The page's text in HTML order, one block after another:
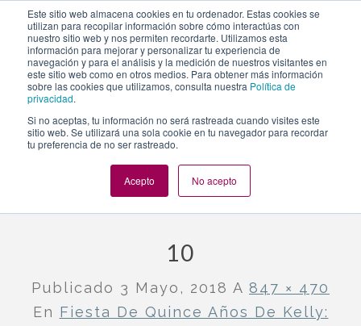
Este sitio web almacena cookies en tu ordenador. Estas cookies se
utilizan para recopilar información sobre cómo interactúas con
nuestro sitio web y nos permiten recordarte. Utilizamos esta
información para mejorar y personalizar tu experiencia de
navegación y para el análisis y la medición de nuestros visitantes en
este sitio web como en otros medios. Para obtener más información
sobre las cookies que utilizamos, consulta nuestra Política de
privacidad.
Si no aceptas, tu información no será rastreada cuando visites este
sitio web. Se utilizará una sola cookie en tu navegador para recordar
tu preferencia de no ser rastreado.
Acepto No acepto
https://www.evento.love/blog/fiesta-quince-cumple-fucsia-
negro-paris/attachment/10/
Nuestros eventos »Fiesta de quince años de
Kelly: cumpleaños fucsia y negro en París»
10
Publicado 3 Mayo, 2018 A 847 × 470
En Fiesta De Quince Años De Kelly: